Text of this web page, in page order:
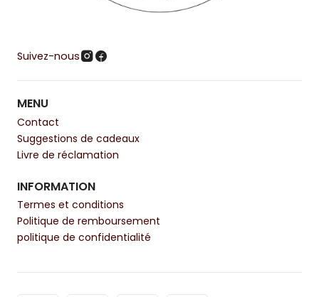
Suivez-nous
MENU
Contact
Suggestions de cadeaux
Livre de réclamation
INFORMATION
Termes et conditions
Politique de remboursement
politique de confidentialité